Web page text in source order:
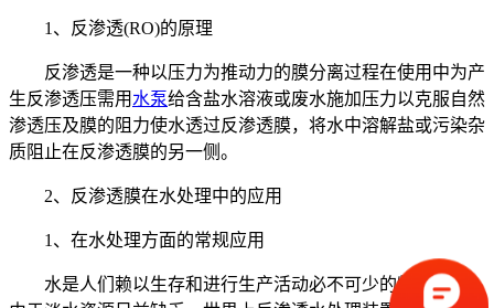
1、反渗透(RO)的原理
反渗透是一种以压力为推动力的膜分离过程在使用中为产
生反渗透压需用 水泵给含盐水溶液或废水施加压力以克服自然
渗透压及膜的阻力使水透过反渗透膜，将水中溶解盐或污染杂
质阻止在反渗透膜的另一侧。
2、反渗透膜在水处理中的应用
1、在水处理方面的常规应用
水是人们赖以生存和进行生产活动必不可少的物质条件。